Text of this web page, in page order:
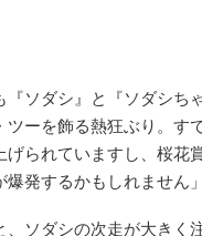
『ソダシ』と『ソダシち
ツーを飾る熱狂ぶり。す
げられていますし、桜花
発するかもしれません
ソダシの次走が大きく